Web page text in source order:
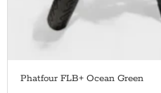
Phatfour FLB+ Ocean Green